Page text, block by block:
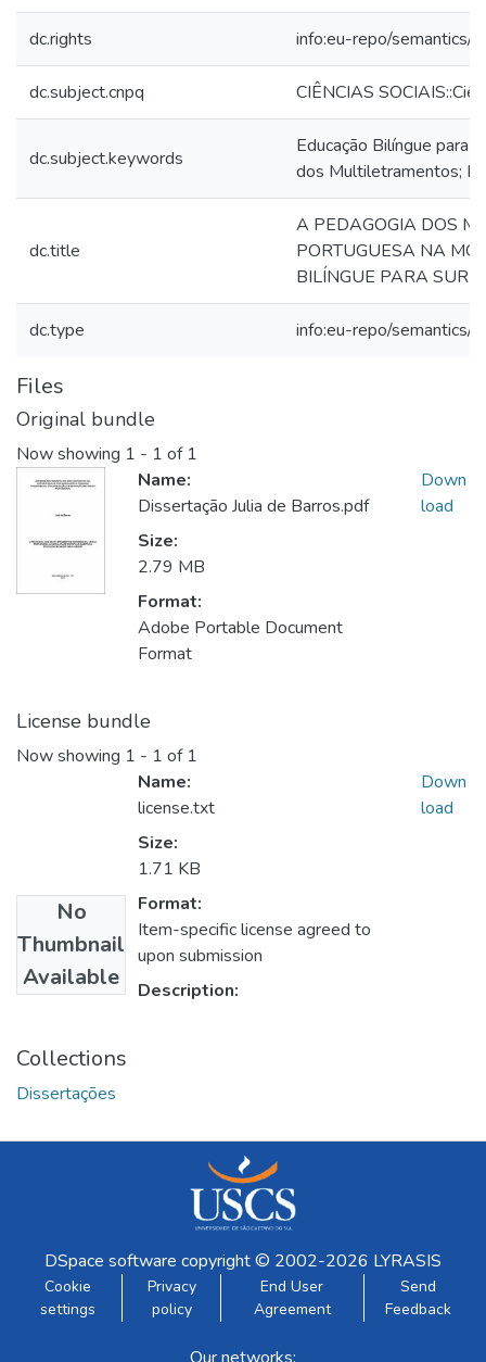
dc.rights info:eu-repo/semantics/
dc.subject.cnpq CIÊNCIAS
dc.subject.keywords
Educação Bilíngue para
dos Multiletramentos;
dc.title
A PEDAGOGIA DOS
PORTUGUESA NA
BILÍNGUE PARA
dc.type info:eu-repo/semantics/
Files
Original bundle
Now showing 1 - 1 of 1
Name:
Dissertação Julia de Barros.pdf
Size:
2.79 MB
Format:
Adobe Portable Document
Format
Down
load
License bundle
Now showing 1 - 1 of 1
No
Thumbnail
Available
Name:
license.txt
Size:
1.71 KB
Format:
Item-specific license agreed to
upon submission
Description:
Down
load
Collections
Dissertações
DSpace software copyright © 2002-2026 LYRASIS
Cookie
settings
Privacy
policy
End User
Agreement
Send
Feedback